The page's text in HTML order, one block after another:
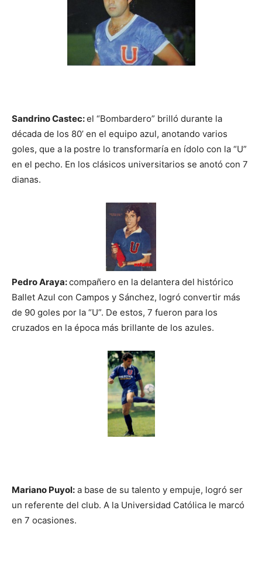
Sandrino Castec:el “Bombardero” brilló durante la
década de los 80’ en el equipo azul, anotando varios
goles, que a la postre lo transformaría en ídolo con la “U”
en el pecho. En los clásicos universitarios se anotó con 7
dianas.
Pedro Araya:compañero en la delantera del histórico
Ballet Azul con Campos y Sánchez, logró convertir más
de 90 goles por la “U”. De estos, 7 fueron para los
cruzados en la época más brillante de los azules.
Mariano Puyol: a base de su talento y empuje, logró ser
un referente del club. A la Universidad Católica le marcó
en 7 ocasiones.